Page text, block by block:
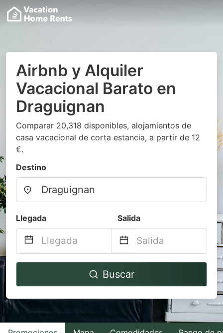
Airbnb y Alquiler
Vacacional Barato en
Draguignan
Comparar 20,318 disponibles, alojamientos de
casa vacacional de corta estancia, a partir de 12
€.
Destino
Llegada Salida
Navigate
to
with
Navigate
to
interact
with
Buscar